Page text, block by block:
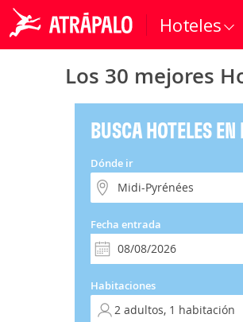
Hoteles
Los 30 mejores
BUSCA HOTELES
Dónde ir
Fecha entrada
Habitaciones